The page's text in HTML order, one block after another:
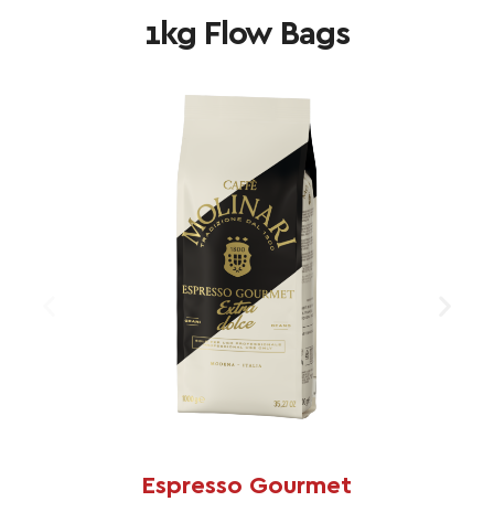
1kg Flow Bags
Espresso Gourmet